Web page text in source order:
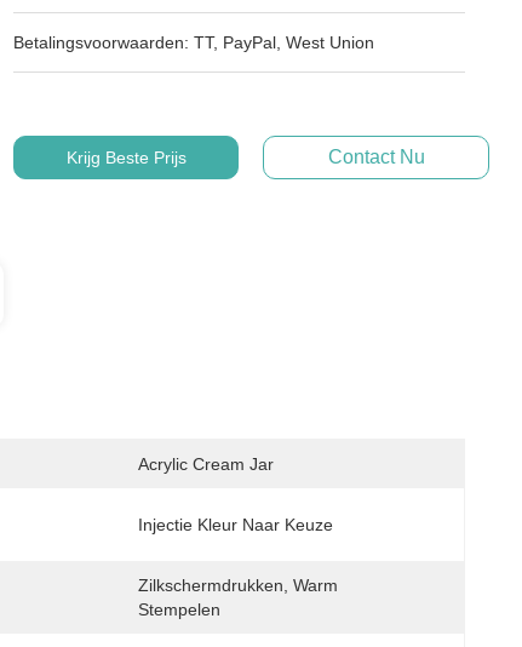
Betalingsvoorwaarden: TT, PayPal, West Union
Krijg Beste Prijs Contact Nu
Acrylic Cream Jar
Injectie Kleur Naar Keuze
Zilkschermdrukken, Warm
Stempelen